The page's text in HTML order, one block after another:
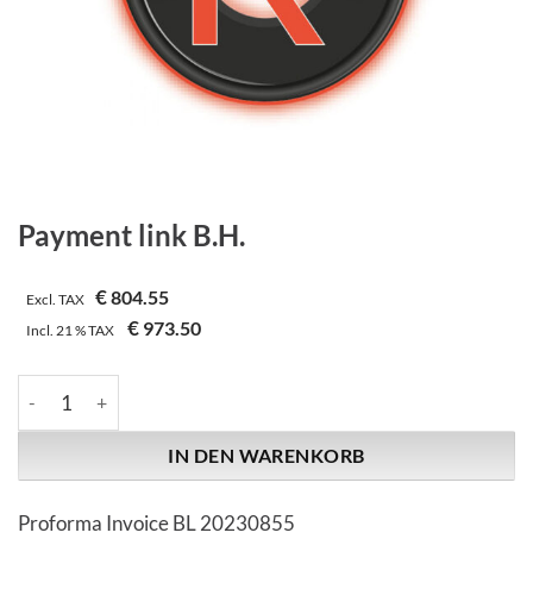
Payment link B.H.
Excl. TAX €804.55
Incl.21 %TAX € 973.50
IN DEN WARENKORB
Proforma Invoice BL 20230855